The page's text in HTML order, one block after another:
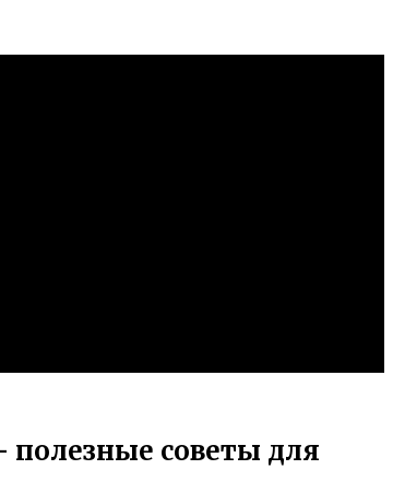
полезные советы для